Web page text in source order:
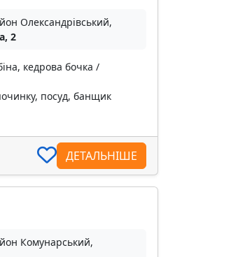
Олександрівський,
2
кедрова бочка /
посуд, банщик
ДЕТАЛЬНІШЕ
Комунарський,